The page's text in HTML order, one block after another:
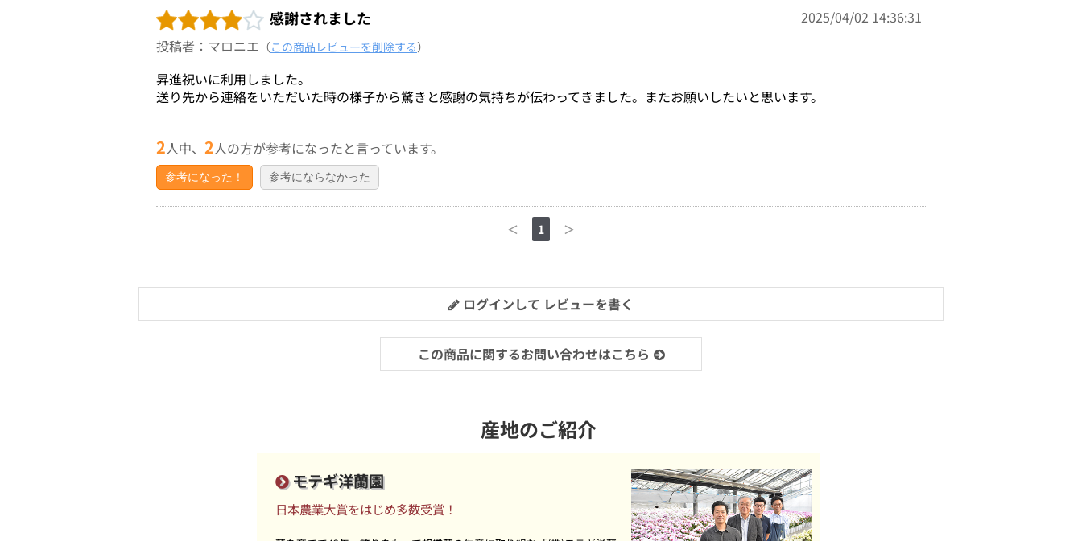
感謝されました
2025/04/02 14:36:31
投稿者：マロニエ （この商品レビューを削除する）
昇進祝いに利用しました。
送り先から連絡をいただいた時の様子から驚きと感謝の気持ちが伝わってきました。またお願いしたいと思います。
2人中、 2人の方が参考になったと言っています。
参考になった！ 参考にならなかった
＜ 1 ＞
ログインして レビューを書く
この商品に関するお問い合わせはこちら
産地のご紹介
モテギ洋蘭園
日本農業大賞をはじめ多数受賞！